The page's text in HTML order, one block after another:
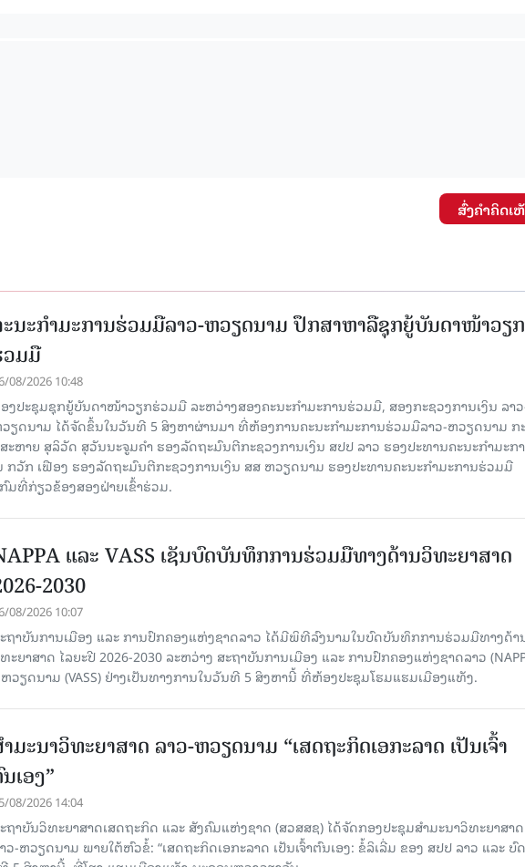
ສົ່ງຄໍາຄິດເ
ນະກໍາມະການຮ່ວມມືລາວ-ຫວຽດນາມ ປຶກສາຫາລືຊຸກຍູ້ບັນດາໜ້າວຽກ
ມມື
08/2026 10:48
ງປະຊຸມຊຸກຍູ້ບັນດາໜ້າວຽກຮ່ວມມື ລະຫວ່າງສອງຄະນະກໍາມະການຮ່ວມມື, ສອງກະຊວງການເງິນ ລາ
ຽດນາມ ໄດ້ຈັດຂຶ້ນໃນວັນທີ 5 ສິງຫາຜ່ານມາ ທີ່ຫ້ອງການຄະນະກໍາມະການຮ່ວມມືລາວ-ຫວຽດນາມ ກ
ະຫາຍ ສຸລິວັດ ສຸວັນນະຈູມຄຳ ຮອງລັດຖະມົນຕີກະຊວງການເງິນ ສປປ ລາວ ຮອງປະທານຄະນະກໍາມະກ
ກວັກ ເຟືອງ ຮອງລັດຖະມົນຕີກະຊວງການເງິນ ສສ ຫວຽດນາມ ຮອງປະທານຄະນະກໍາມະການຮ່ວມມື
ທີ່ກ່ຽວຂ້ອງສອງຝ່າຍເຂົ້າຮ່ວມ.
ແລະ VASS ເຊັນບົດບັນທຶກການຮ່ວມມືທາງດ້ານວິທະຍາສາດ
2030
08/2026 10:07
ຖາບັນການເມືອງ ແລະ ການປົກຄອງແຫ່ງຊາດລາວ ໄດ້ມີພິທີລົງນາມໃນບົດບັນທຶກການຮ່ວມມືທາງດ້າ
ະຍາສາດ ໄລຍະປີ 2026-2030 ລະຫວ່າງ ສະຖາບັນການເມືອງ ແລະ ການປົກຄອງແຫ່ງຊາດລາວ
ຽດນາມ (VASS) ຢ່າງເປັນທາງການໃນວັນທີ 5 ສິງຫານີ້ ທີ່ຫ້ອງປະຊຸມໂຮມແຮມເມືອງແທັງ.
ມະນາວິທະຍາສາດ ລາວ-ຫວຽດນາມ “ເສດຖະກິດເອກະລາດ ເປັນເຈົ້າ
ເອງ”
08/2026 14:04
ຖາບັນວິທະຍາສາດເສດຖະກິດ ແລະ ສັງຄົມແຫ່ງຊາດ (ສວສສຊ) ໄດ້ຈັດກອງປະຊຸມສຳມະນາວິທະຍາສາດ
ວ-ຫວຽດນາມ ພາຍໃຕ້ຫົວຂໍ້: “ເສດຖະກິດເອກະລາດ ເປັນເຈົ້າຕົນເອງ: ຂໍ້ລິເລີ່ມ ຂອງ ສປປ ລາວ ແລະ ບົ